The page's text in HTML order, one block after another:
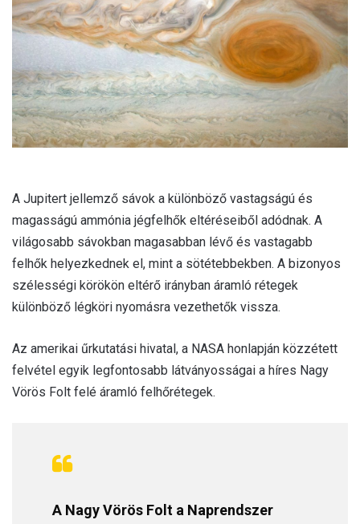
m
a
A Jupitert jellemző sávok a különböző vastagságú és
magasságú ammónia jégfelhők eltéréseiből adódnak. A
világosabb sávokban magasabban lévő és vastagabb
felhők helyezkednek el, mint a sötétebbekben. A bizonyos
szélességi körökön eltérő irányban áramló rétegek
különböző légköri nyomásra vezethetők vissza.
Az amerikai űrkutatási hivatal, a NASA honlapján közzétett
felvétel egyik legfontosabb látványosságai a híres Nagy
Vörös Folt felé áramló felhőrétegek.
A Nagy Vörös Folt a Naprendszer